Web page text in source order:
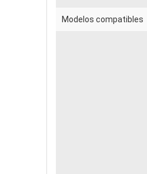
Modelos compatibles